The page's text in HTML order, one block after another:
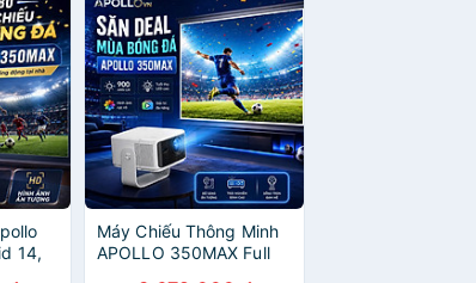
14,
Máy Chiếu Thông Minh
APOLLO 350MAX Full